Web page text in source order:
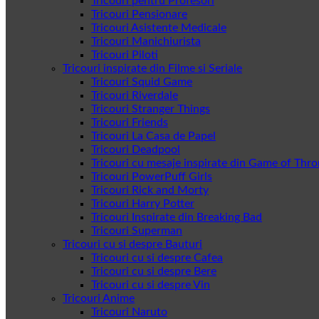
Tricouri Pensionare
Tricouri Asistente Medicale
Tricouri Manichiurista
Tricouri Piloti
Tricouri inspirate din Filme si Seriale
Tricouri Squid Game
Tricouri Riverdale
Tricouri Stranger Things
Tricouri Friends
Tricouri La Casa de Papel
Tricouri Deadpool
Tricouri cu mesaje inspirate din Game of
Tricouri PowerPuff Girls
Tricouri Rick and Morty
Tricouri Harry Potter
Tricouri Inspirate din Breaking Bad
Tricouri Superman
Tricouri cu si despre Bauturi
Tricouri cu si despre Cafea
Tricouri cu si despre Bere
Tricouri cu si despre Vin
Tricouri Anime
Tricouri Naruto